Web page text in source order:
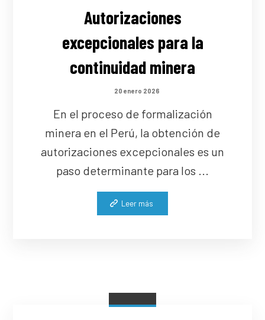
Autorizaciones
excepcionales para la
continuidad minera
20 enero 2026
En el proceso de formalización
minera en el Perú, la obtención de
autorizaciones excepcionales es un
paso determinante para los ...
Leer más